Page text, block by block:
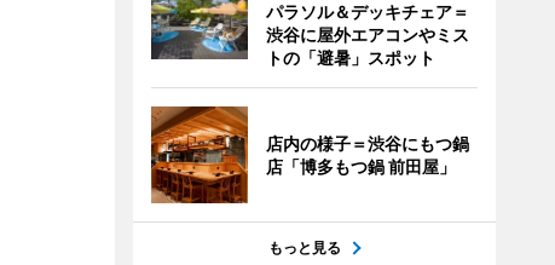
パラソル＆デッキチェア＝
渋谷に屋外エアコンやミス
トの「避暑」スポット
店内の様子＝渋谷にもつ鍋
店「博多もつ鍋 前田屋」
もっと見る